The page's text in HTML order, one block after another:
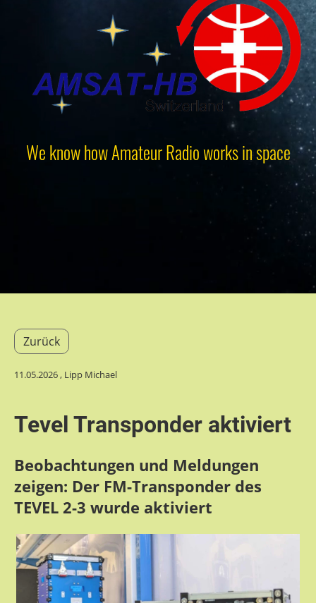
We know how Amateur Radio works in space
Zurück
11.05.2026, Lipp Michael
Tevel Transponder aktiviert
Beobachtungen und Meldungen
zeigen: Der FM-Transponder des
TEVEL 2-3 wurde aktiviert